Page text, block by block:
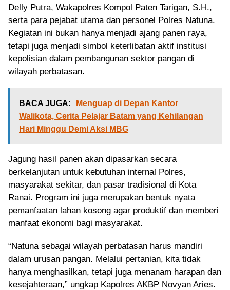
Delly Putra, Wakapolres Kompol Paten Tarigan, S.H.,
serta para pejabat utama dan personel Polres Natuna.
Kegiatan ini bukan hanya menjadi ajang panen raya,
tetapi juga menjadi simbol keterlibatan aktif institusi
kepolisian dalam pembangunan sektor pangan di
wilayah perbatasan.
BACA JUGA:
Menguap di Depan Kantor
Walikota, Cerita Pelajar Batam yang Kehilangan
Hari Minggu Demi Aksi MBG
Jagung hasil panen akan dipasarkan secara
berkelanjutan untuk kebutuhan internal Polres,
masyarakat sekitar, dan pasar tradisional di Kota
Ranai. Program ini juga merupakan bentuk nyata
pemanfaatan lahan kosong agar produktif dan memberi
manfaat ekonomi bagi masyarakat.
“Natuna sebagai wilayah perbatasan harus mandiri
dalam urusan pangan. Melalui pertanian, kita tidak
hanya menghasilkan, tetapi juga menanam harapan dan
kesejahteraan,” ungkap Kapolres AKBP Novyan Aries.